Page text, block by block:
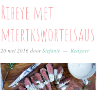
Ribeye met
mierikswortelsaus
20 mei 2016 doorStefanie Reageer